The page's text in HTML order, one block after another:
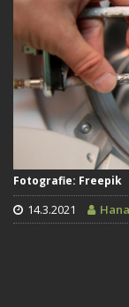
Fotografie: Freepik
14.3.2021